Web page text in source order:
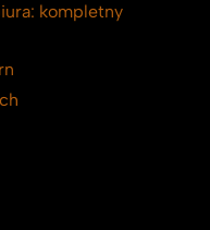
kompletny